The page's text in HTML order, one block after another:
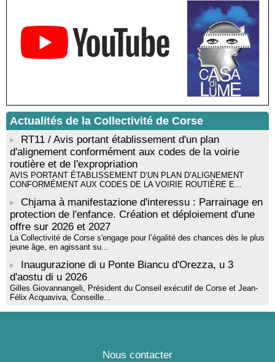
Médiathèque de Castagniccia Mare et Monti - I Fulelli
Rencontre / dédicace avec Lucrèce Luciani autour de son
livre « La ballade du pendu du Niolu» - Mediateca territuriale di
Santa Lucia di Tallà
Mise en musique d’un livre jeunesse par Annik Meschinet,
musicienne pédagogue : Ateliers d’expression sonore, vocale,
rythmique et corporelle - Mediateca territuriale di Santa Lucia di
par Alexandre Dominati - Mediateca territuriale di Santa Lucia di
Tallà
Actualités de la Collectivité de Corse
RT11 / Avis portant établissement d'un plan
d'alignement conformément aux codes de la voirie
routière et de l'expropriation
AVIS PORTANT ÉTABLISSEMENT D’UN PLAN D’ALIGNEMENT
CONFORMÉMENT AUX CODES DE LA VOIRIE ROUTIÈRE E...
Chjama à manifestazione d'interessu : Parrainage en
protection de l'enfance. Création et déploiement d'une
offre sur 2026 et 2027
La Collectivité de Corse s'engage pour l’égalité des chances dès le plus
jeune âge, en agissant su...
Inaugurazione di u Ponte Biancu d'Orezza, u 3
d'aostu di u 2026
Gilles Giovannangeli, Président du Conseil exécutif de Corse et Jean-
Félix Acquaviva, Conseille...
Nous contacter